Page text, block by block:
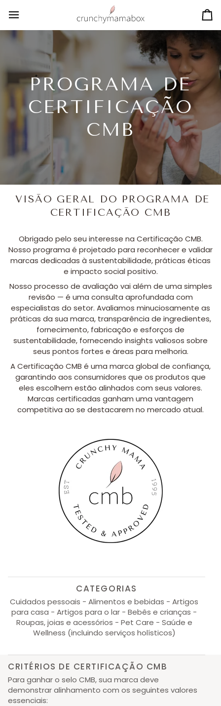
PROGRAMA DE
CERTIFICAÇÃO
CMB
VISÃO GERAL DO PROGRAMA DE
CERTIFICAÇÃO CMB
Obrigado pelo seu interesse na Certificação CMB.
Nosso programa é projetado para reconhecer e validar
marcas dedicadas à sustentabilidade, práticas éticas
e impacto social positivo.
Nosso processo de avaliação vai além de uma simples
revisão — é uma consulta aprofundada com
especialistas do setor. Avaliamos minuciosamente as
práticas da sua marca, transparência de ingredientes,
fornecimento, fabricação e esforços de
sustentabilidade, fornecendo insights valiosos sobre
seus pontos fortes e áreas para melhoria.
A Certificação CMB é uma marca global de confiança,
garantindo aos consumidores que os produtos que
eles escolhem estão alinhados com seus valores.
Marcas certificadas ganham uma vantagem
competitiva ao se destacarem no mercado atual.
CATEGORIAS
Cuidados pessoais - Alimentos e bebidas - Artigos
para casa - Artigos para o lar - Bebês e crianças -
Roupas, joias e acessórios - Pet Care - Saúde e
Wellness (incluindo serviços holísticos)
CRITÉRIOS DE CERTIFICAÇÃO CMB
Para ganhar o selo CMB, sua marca deve
demonstrar alinhamento com os seguintes valores
essenciais: